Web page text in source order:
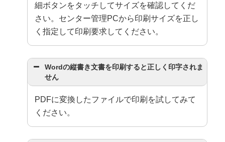
細ボタンをタッチしてサイズを確認してくだ
さい。センター管理PCから印刷サイズを正し
く指定して印刷要求してください。
Wordの縦書き文書を印刷すると正しく印字されま
せん
PDFに変換したファイルで印刷を試してみて
ください。